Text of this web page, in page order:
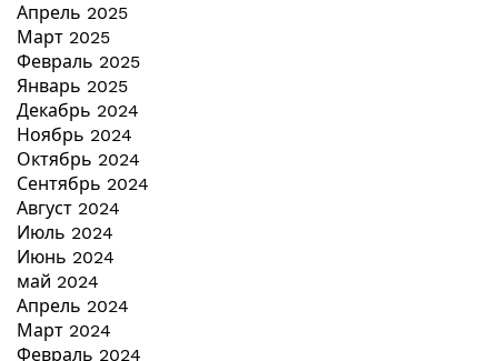
Апрель 2025
Март 2025
Февраль 2025
Январь 2025
Декабрь 2024
Ноябрь 2024
Октябрь 2024
Сентябрь 2024
Август 2024
Июль 2024
Июнь 2024
май 2024
Апрель 2024
Март 2024
Февраль 2024